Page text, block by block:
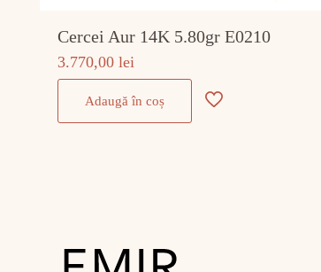
Cercei Aur 14K 5.80gr E0210
3.770,00 lei
Adaugă în coș